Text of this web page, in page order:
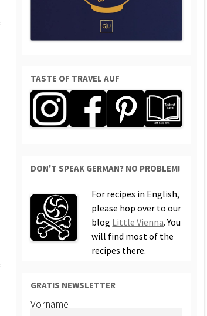
TASTE OF TRAVEL AUF
DON'T SPEAK GERMAN? NO PROBLEM!
For recipes in English,
please hop over to our
blog Little Vienna. You
will find most of the
recipes there.
GRATIS NEWSLETTER
Vorname